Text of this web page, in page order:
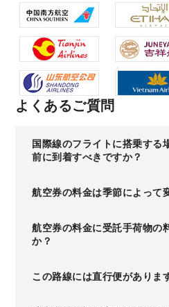
よくあるご質問
国際線のフライトに搭乗する
前に到着すべきですか？
航空券の料金は季節によって
航空券の料金に受託手荷物の
か？
この路線には直行便がありま